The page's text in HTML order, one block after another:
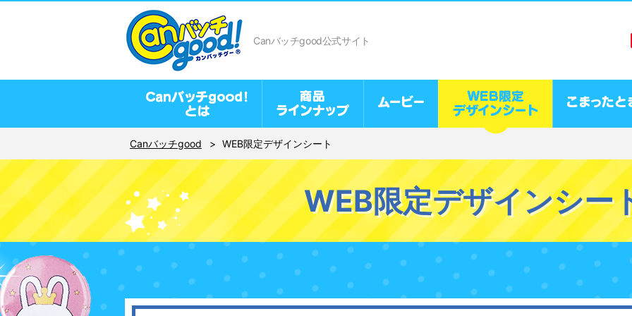
Canバッチgood公式サイト
Canバッチgood WEB限定デザインシート
WEB限定デザインシー